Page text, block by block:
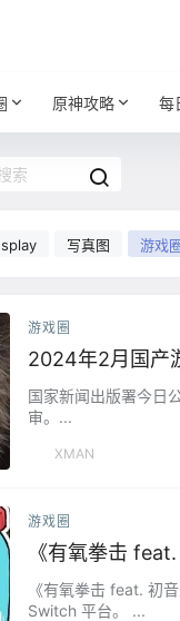
原神攻略 每
写真图 游戏
游戏圈
2024年2月国产
国家新闻出版署今日
审。...
XMAN
游戏圈
《有氧拳击
《有氧拳击 feat. 初
Switch 平台。 ​​​...